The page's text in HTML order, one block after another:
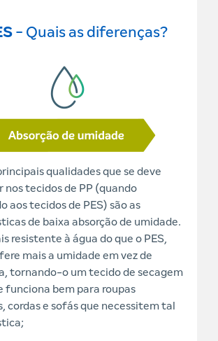
- Quais as diferenças?
qualidades que se deve
nos tecidos de PP (quando
aos tecidos de PES) são as
de baixa absorção de umidade.
resistente à água do que o PES,
mais a umidade em vez de
tornando-o um tecido de secagem
funciona bem para roupas
cordas e sofás que necessitem tal